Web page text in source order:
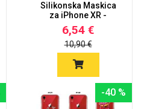
Silikonska Maskica
za iPhone XR -
Šareni motiv...
6,54 €
10,90 €
-40 %
Dječji motivi